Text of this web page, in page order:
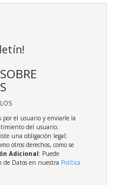
por el usuario y enviarle la
del usuario;
una obligación legal;
otros derechos, como se
Adicional: Puede
de Datos en nuestra Política